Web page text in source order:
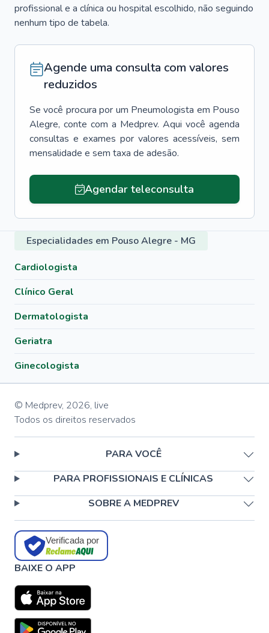
profissional e a clínica ou hospital escolhido, não seguindo
nenhum tipo de tabela.
Agende uma consulta com valores
reduzidos
Se você procura por um Pneumologista em Pouso
Alegre, conte com a Medprev. Aqui você agenda
consultas e exames por valores acessíveis, sem
mensalidade e sem taxa de adesão.
Agendar teleconsulta
Especialidades em Pouso Alegre - MG
Cardiologista
Clínico Geral
Dermatologista
Geriatra
Ginecologista
© Medprev, 2026, live
Todos os direitos reservados
PARA VOCÊ
PARA PROFISSIONAIS E CLÍNICAS
SOBRE A MEDPREV
Verificada por
BAIXE O APP